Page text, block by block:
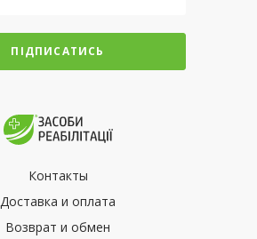
ПІДПИСАТИСЬ
Контакты
Доставка и оплата
Возврат и обмен